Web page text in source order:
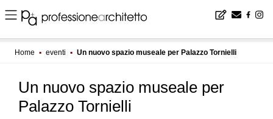
Home ▪ eventi ▪ Un nuovo spazio museale per Palazzo Tornielli
Un nuovo spazio museale per
Palazzo Tornielli